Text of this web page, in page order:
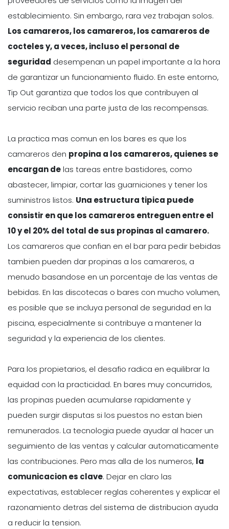
establecimiento. Sin embargo, rara vez trabajan solos.
Los camareros, los camareros, los camareros de
cocteles y, a veces, incluso el personal de
seguridad desempenan un papel importante a la hora
de garantizar un funcionamiento fluido. En este entorno,
Tip Out garantiza que todos los que contribuyen al
servicio reciban una parte justa de las recompensas.
La practica mas comun en los bares es que los
camareros den propina a los camareros, quienes se
encargan delas tareas entre bastidores, como
abastecer, limpiar, cortar las guarniciones y tener los
suministros listos. Una estructura tipica puede
consistir en que los camareros entreguen entre el
10 y el 20% del total de sus propinas al camarero.
Los camareros que confian en el bar para pedir bebidas
tambien pueden dar propinas a los camareros, a
menudo basandose en un porcentaje de las ventas de
bebidas. En las discotecas o bares con mucho volumen,
es posible que se incluya personal de seguridad en la
piscina, especialmente si contribuye a mantener la
seguridad y la experiencia de los clientes.
Para los propietarios, el desafio radica en equilibrar la
equidad con la practicidad. En bares muy concurridos,
las propinas pueden acumularse rapidamente y
pueden surgir disputas si los puestos no estan bien
remunerados. La tecnologia puede ayudar al hacer un
seguimiento de las ventas y calcular automaticamente
las contribuciones. Pero mas alla de los numeros, la
comunicacion es clave. Dejar en claro las
expectativas, establecer reglas coherentes y explicar el
razonamiento detras del sistema de distribucion ayuda
a reducir la tension.